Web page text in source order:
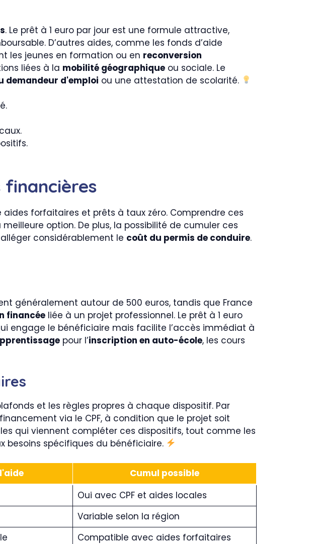
. Le prêt à 1 euro par jour est une formule attractive,
D’autres aides, comme les fonds d’aide
les jeunes en formation ou en reconversion
liées à la mobilité géographique ou sociale. Le
demandeur d'emploi ou une attestation de scolarité.
forfaitaires et prêts à taux zéro. Comprendre ces
option. De plus, la possibilité de cumuler ces
considérablement le coût du permis de conduire.
généralement autour de 500 euros, tandis que France
financée liée à un projet professionnel. Le prêt à 1 euro
engage le bénéficiaire mais facilite l’accès immédiat à
pour l’inscription en auto-école, les cours
et les règles propres à chaque dispositif. Par
via le CPF, à condition que le projet soit
qui viennent compléter ces dispositifs, tout comme les
besoins spécifiques du bénéficiaire.
Cumul possible
Oui avec CPF et aides locales
Variable selon la région
Compatible avec aides forfaitaires